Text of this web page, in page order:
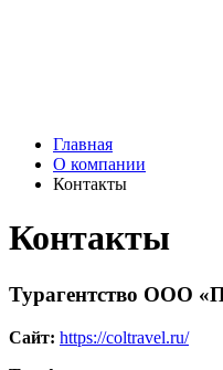
Главная
О компании
Контакты
Контакты
Турагентство ООО
Сайт: https://coltravel.ru/